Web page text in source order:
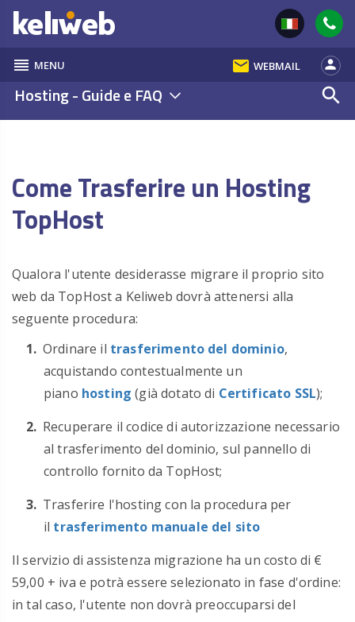
reorder MENU email WEBMAIL person
Hosting - Guide e FAQ search
Come Trasferire un Hosting
TopHost
Qualora l'utente desiderasse migrare il proprio sito
web da TopHost a Keliweb dovrà attenersi alla
seguente procedura:
Ordinare il trasferimento del dominio,
acquistando contestualmente un
piano hosting (già dotato di Certificato SSL);
Recuperare il codice di autorizzazione necessario
al trasferimento del dominio, sul pannello di
controllo fornito da TopHost;
Trasferire l'hosting con la procedura per
il trasferimento manuale del sito
Il servizio di assistenza migrazione ha un costo di €
59,00 + iva e potrà essere selezionato in fase d'ordine:
in tal caso, l'utente non dovrà preoccuparsi del